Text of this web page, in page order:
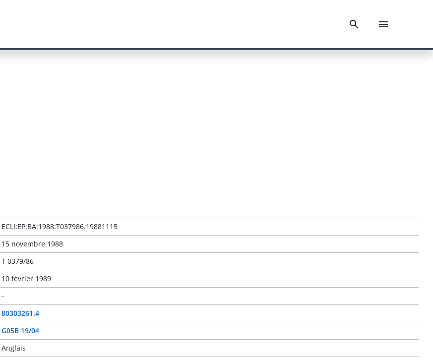
ECLI:EP:BA:1988:T037986.19881115
15 novembre 1988
T 0379/86
10 février 1989
-
80303261.4
G05B 19/04
Anglais